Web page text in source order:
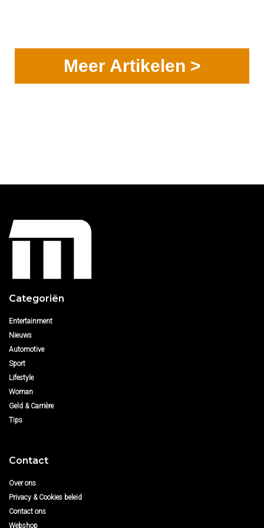
Meer Artikelen >
Categoriën
Entertainment
Nieuws
Automotive
Sport
Lifestyle
Woman
Geld & Carrière
Tips
Contact
Over ons
Privacy & Cookies beleid
Contact ons
Webshop